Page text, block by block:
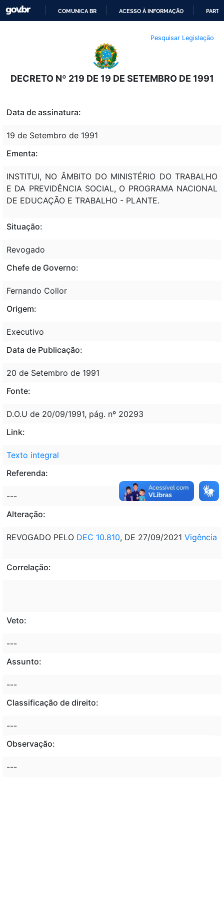
O
CONTEÚDO
COMUNICA BR ACESSO À INFORMAÇÃO
Pesquisar Legislação
DECRETO Nº 219 DE 19 DE SETEMBRO DE 1991
Data de assinatura:
19 de Setembro de 1991
Ementa:
INSTITUI, NO ÂMBITO DO MINISTÉRIO DO TRABALHO
E DA PREVIDÊNCIA SOCIAL, O PROGRAMA NACIONAL
DE EDUCAÇÃO E TRABALHO - PLANTE.
Situação:
Revogado
Chefe de Governo:
Fernando Collor
Origem:
Executivo
Data de Publicação:
20 de Setembro de 1991
Fonte:
D.O.U de 20/09/1991, pág. nº 20293
Link:
Texto integral
Referenda:
---
Alteração:
REVOGADO PELO DEC 10.810, DE 27/09/2021 Vigência
Correlação:
Veto:
---
Assunto:
---
Classificação de direito:
---
Observação:
---